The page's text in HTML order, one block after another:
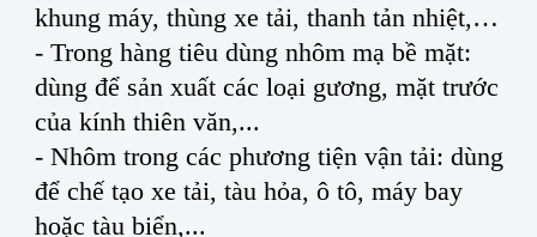
khung máy, thùng xe tải, thanh tản nhiệt,…
- Trong hàng tiêu dùng nhôm mạ bề mặt:
dùng để sản xuất các loại gương, mặt trước
của kính thiên văn,...
- Nhôm trong các phương tiện vận tải: dùng
để chế tạo xe tải, tàu hỏa, ô tô, máy bay
hoặc tàu biển,...